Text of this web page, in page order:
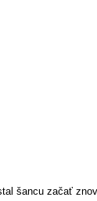
šancu začať